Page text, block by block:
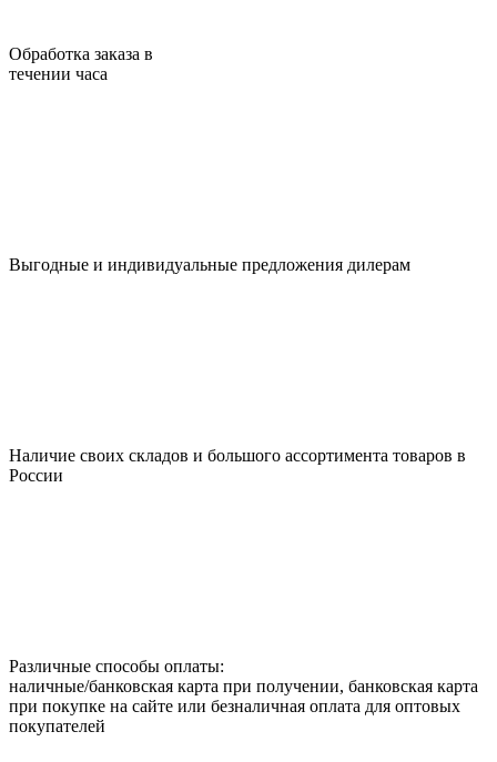
Обработка заказа в
течении часа
Выгодные и индивидуальные предложения дилерам
Наличие своих складов и большого ассортимента товаров в
России
Различные способы оплаты:
наличные/банковская карта при получении, банковская карта
при покупке на сайте или безналичная оплата для оптовых
покупателей